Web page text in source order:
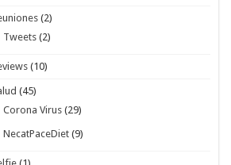
(2)
Tweets (2)
(10)
(45)
Corona Virus (29)
NecatPaceDiet (9)